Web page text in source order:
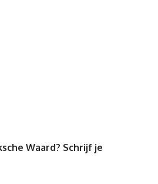
Waard? Schrijf je